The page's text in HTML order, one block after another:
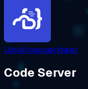
Udviklingsværktøjer
Code Server